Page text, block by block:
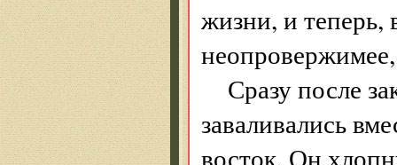
жизни, и теперь,
Сразу после
заваливались
восток. Он